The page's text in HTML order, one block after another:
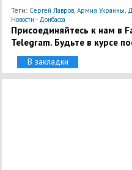
Теги: Сергей Лавров, Армия Украины,
Новости - Донбасса
Присоединяйтесь к нам в
Telegram. Будьте в курсе
В закладки